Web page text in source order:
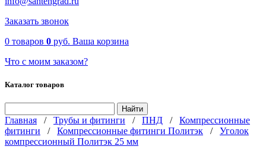
Заказать звонок
0 товаров 0 руб. Ваша корзина
Что с моим заказом?
Каталог товаров
Главная / Трубы и фитинги / ПНД / Компрессионные
фитинги / Компрессионные фитинги Политэк / Уголок
компрессионный Политэк 25 мм